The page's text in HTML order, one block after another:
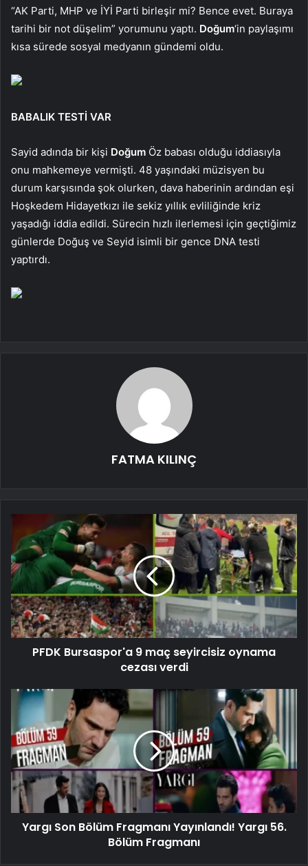
“AK Parti, MHP ve İYİ Parti birleşir mi? Bence evet. Buraya
tarihi bir not düşelim” yorumunu yaptı. Doğum‘in paylaşımı
kısa sürede sosyal medyanın gündemi oldu.
BABALIK TESTİ VAR
Sayid adında bir kişi Doğum Öz babası olduğu iddiasıyla
onu mahkemeye vermişti. 48 yaşındaki müzisyen bu
durum karşısında şok olurken, dava haberinin ardından eşi
Hoşkedem Hidayetkızı ile sekiz yıllık evliliğinde kriz
yaşadığı iddia edildi. Sürecin hızlı ilerlemesi için geçtiğimiz
günlerde Doğuş ve Seyid isimli bir gence DNA testi
yaptırdı.
FATMA KILINÇ
PFDK Bursaspor'a 9 maç seyircisiz oynama
cezası verdi
Yargı Son Bölüm Fragmanı Yayınlandı! Yargı 56.
Bölüm Fragmanı